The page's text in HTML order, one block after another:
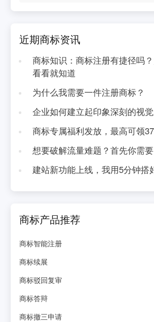
近期商标资讯
商标知识：商标注册有捷径吗
看看就知道
为什么我需要一件注册商标？
企业如何建立起印象深刻的视
商标专属福利发放，最高可领
想要破解流量难题？首先你需要
建站新功能上线，我用5分钟搭
商标产品推荐
商标智能注册
商标续展
商标驳回复审
商标答辩
商标撤三申请